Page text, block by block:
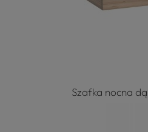
Szafka nocna
z całego